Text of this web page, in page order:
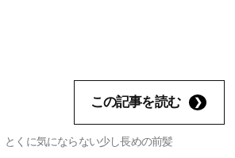
この記事を読む
とくに気にならない少し長めの前髪